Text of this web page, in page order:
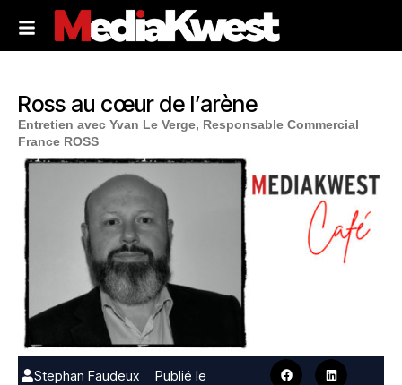
Ross au cœur de l’arène
Entretien avec Yvan Le Verge, Responsable Commercial
France ROSS
Stephan Faudeux
Publié le